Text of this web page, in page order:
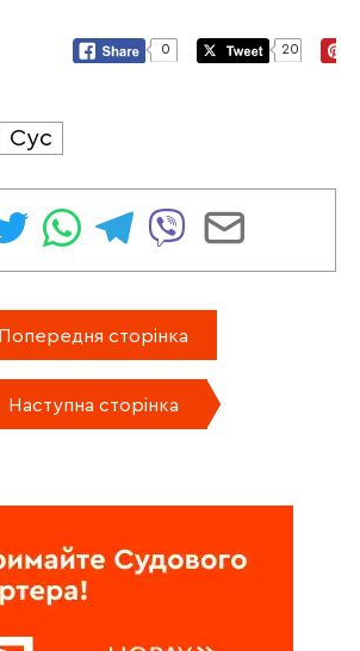
0 20
Сус
Попередня сторінка
Наступна сторінка